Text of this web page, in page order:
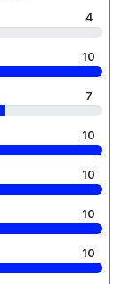
4
10
7
10
10
10
10